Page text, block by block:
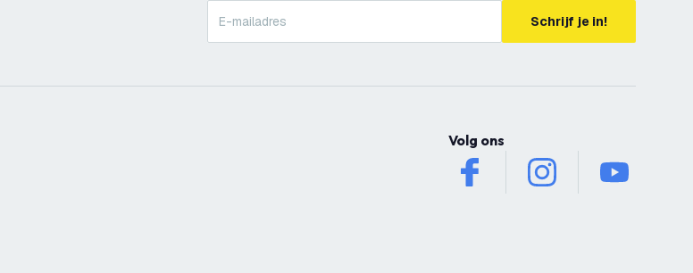
Schrijf je in!
Volg ons
facebook instagram youtube